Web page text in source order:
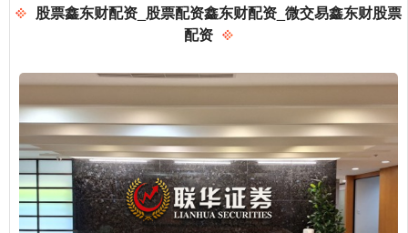
股票鑫东财配资_股票配资鑫东财配资_微交易鑫东财股票
配资